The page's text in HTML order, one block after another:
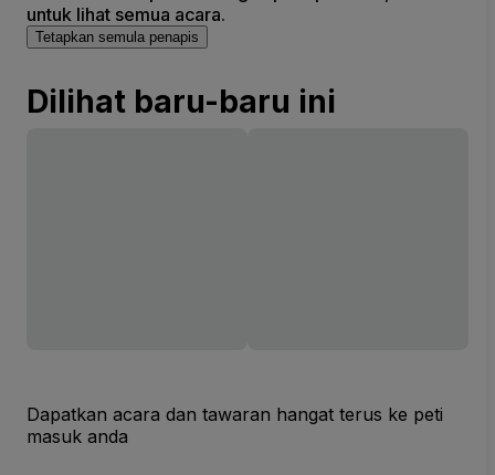
untuk lihat semua acara.
Tetapkan semula penapis
Dilihat baru-baru ini
Dapatkan acara dan tawaran hangat terus ke peti
masuk anda